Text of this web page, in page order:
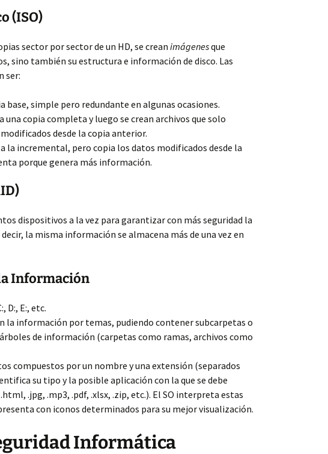
(ISO)
sector por sector de un HD, se creanimágenesque
sino también su estructura e información de disco. Las
ser:
base, simple pero redundante en algunas ocasiones.
una copia completa y luego se crean archivos que solo
desde la copia anterior.
la incremental, pero copia los datos modificados desde la
porque genera más información.
dispositivos a la vez para garantizar con más seguridad la
la misma información se almacena más de una vez en
Información
D:, E:, etc.
la información por temas, pudiendo contener subcarpetas o
de información (carpetas como ramas, archivos como
compuestos por un nombre y una extensión (separados
su tipo y la posible aplicación con la que se debe
.jpg, .mp3, .pdf, .xlsx, .zip, etc.). El SO interpreta estas
con iconos determinados para su mejor visualización.
Informática